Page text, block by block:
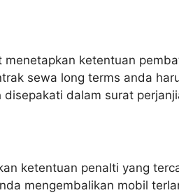
menetapkan ketentuan
sewa long terms anda
disepakati dalam surat
ketentuan penalti yang
mengembalikan mobil